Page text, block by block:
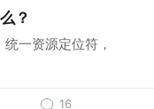
？
一资源定位符，
16